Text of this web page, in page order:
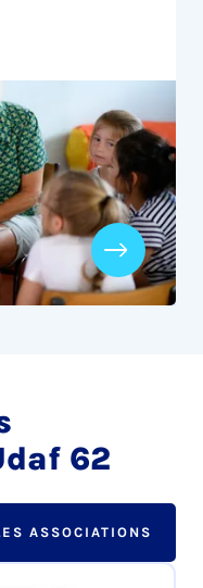
62
ASSOCIATIONS